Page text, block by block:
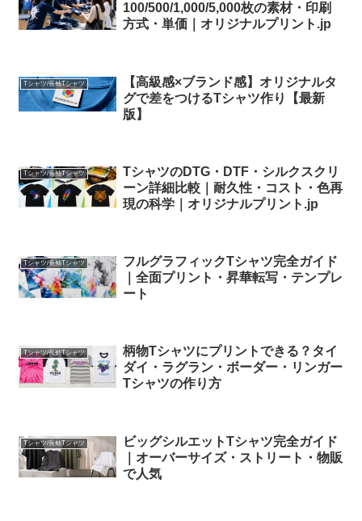
100/500/1,000/5,000枚の素材・印刷
方式・単価｜オリジナルプリント.jp
Tシャツ/長袖Tシャツ
【高級感×ブランド感】オリジナルタ
グで差をつけるTシャツ作り【最新
版】
Tシャツ/長袖Tシャツ
TシャツのDTG・DTF・シルクスクリ
ーン詳細比較｜耐久性・コスト・色再
現の科学｜オリジナルプリント.jp
Tシャツ/長袖Tシャツ
フルグラフィックTシャツ完全ガイド
｜全面プリント・昇華転写・テンプレ
ート
Tシャツ/長袖Tシャツ
柄物Tシャツにプリントできる？タイ
ダイ・ラグラン・ボーダー・リンガー
Tシャツの作り方
Tシャツ/長袖Tシャツ
ビッグシルエットTシャツ完全ガイド
｜オーバーサイズ・ストリート・物販
で人気